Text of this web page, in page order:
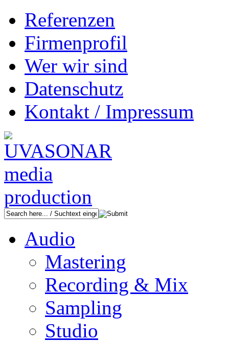
Referenzen
Firmenprofil
Wer wir sind
Datenschutz
Kontakt / Impressum
Audio
Mastering
Recording & Mix
Sampling
Studio